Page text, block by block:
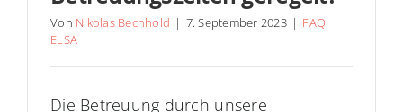
Von Nikolas Bechhold | 7. September 2023 | FAQ
ELSA
Die Betreuung durch unsere